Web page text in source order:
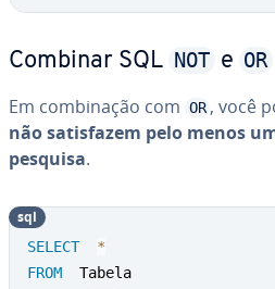
Combinar SQL NOT e OR
Em com­bi­na­ção com OR , você
não sa­tis­fa­zem pelo menos
pesquisa.
SELECT
*
FROM
sql